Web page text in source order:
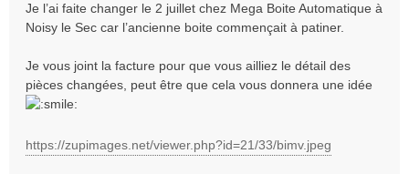
Je l’ai faite changer le 2 juillet chez Mega Boite Automatique à
Noisy le Sec car l’ancienne boite commençait à patiner.
Je vous joint la facture pour que vous ailliez le détail des
pièces changées, peut être que cela vous donnera une idée
https://zupimages.net/viewer.php?id=21/33/bimv.jpeg